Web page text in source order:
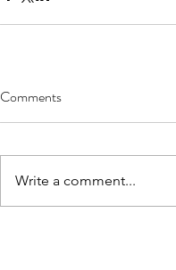
Comments
Write a comment...